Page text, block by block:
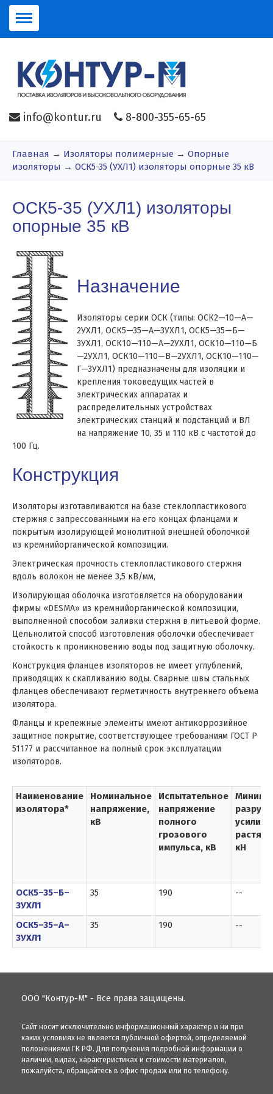
info@kontur.ru 8-800-355-65-65
Главная → Изоляторы полимерные → Опорные
изоляторы → ОСК5-35 (УХЛ1) изоляторы опорные 35 кВ
ОСК5-35 (УХЛ1) изоляторы
опорные 35 кВ
Назначение
Изоляторы серии ОСК (типы: ОСК2—10—А—
2УХЛ1, ОСК5—35—А—3УХЛ1, ОСК5—35—Б—
3УХЛ1, ОСК10—110—А—2УХЛ1, ОСК10—110—Б
—2УХЛ1, ОСК10—110—В—2УХЛ1, ОСК10—110—
Г—3УХЛ1) предназначены для изоляции и
крепления токоведущих частей в
электрических аппаратах и
распределительных устройствах
электрических станций и подстанций и ВЛ
на напряжение 10, 35 и 110 кВ с частотой до
100 Гц.
Конструкция
Изоляторы изготавливаются на базе стеклопластикового
стержня с запрессованными на его концах фланцами и
покрытым изолирующей монолитной внешней оболочкой
из кремнийорганической композиции.
Электрическая прочность стеклопластикового стержня
вдоль волокон не менее 3,5 кВ/мм,
Изолирующая оболочка изготовляется на оборудовании
фирмы «DESMA» из кремнийорганической композиции,
выполненной способом заливки стержня в литьевой форме.
Цельнолитой способ изготовления оболочки обеспечивает
стойкость к проникновению воды под защитную оболочку.
Конструкция фланцев изоляторов не имеет углублений,
приводящих к скапливанию воды. Сварные швы стальных
фланцев обеспечивают герметичность внутреннего объема
изолятора.
Фланцы и крепежные элементы имеют антикоррозийное
защитное покрытие, соответствующее требованиям ГОСТ Р
51177 и рассчитанное на полный срок эксплуатации
изоляторов.
Наименование
изолятора*
Номинальное
напряжение,
кВ
Испытательное
напряжение
полного
грозового
импульса, кВ
усилие
кН
ОСК5–35–Б–
3УХЛ1
35 190 --
ОСК5–35–А–
3УХЛ1
35 190 --
ООО "Контур-М" - Все права защищены.
Сайт носит исключительно информационный характер и ни при
каких условиях не является публичной офертой, определяемой
положениями ГК РФ. Для получения подробной информации о
наличии, видах, характеристиках и стоимости материалов,
пожалуйста, обращайтесь в офис продаж или по телефону.